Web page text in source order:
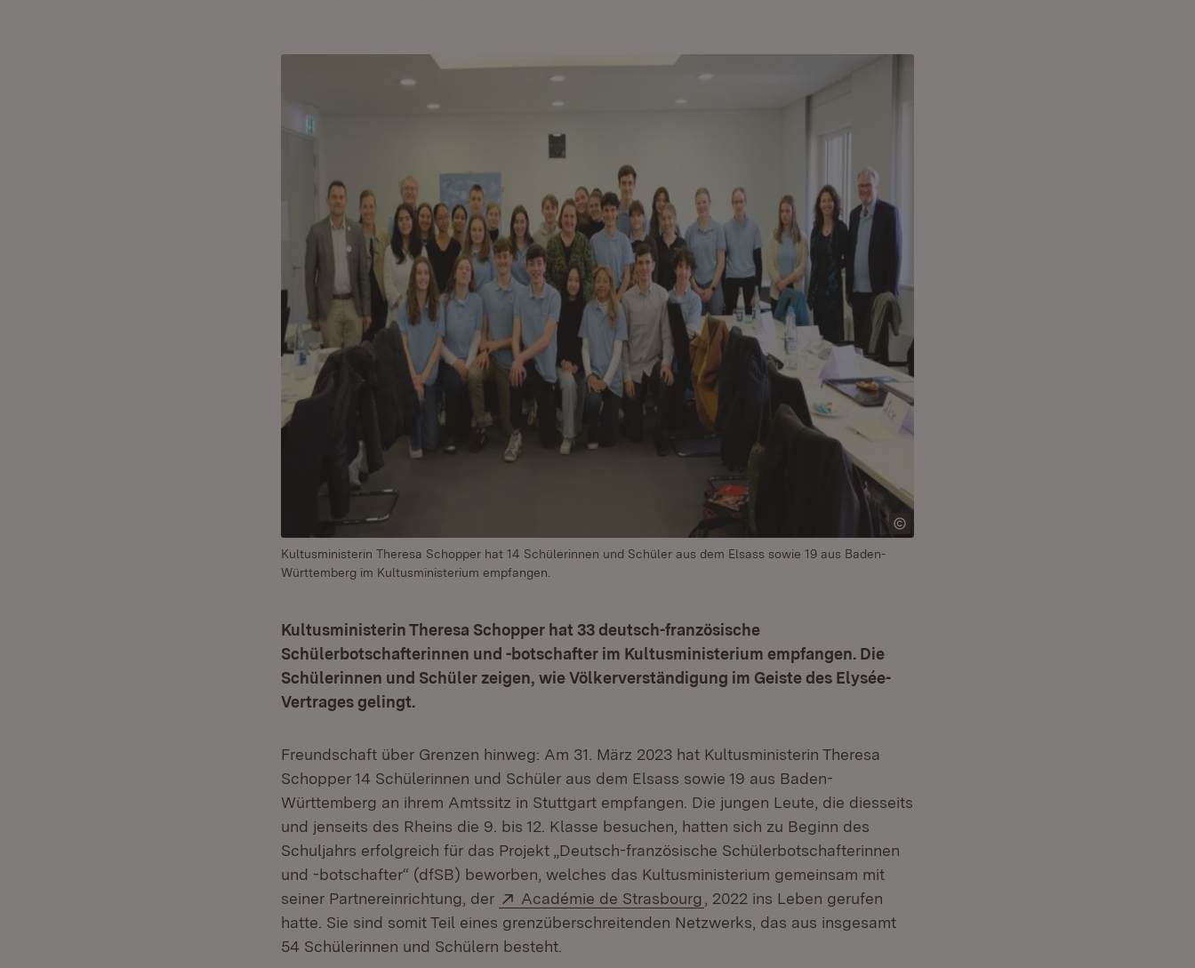
Kultusministerin Theresa Schopper hat 14 Schülerinnen und Schüler aus dem Elsass sowie 19 aus Baden-
Württemberg im Kultusministerium empfangen.
Kultusministerin Theresa Schopper hat 33 deutsch-französische
Schülerbotschafterinnen und -botschafter im Kultusministerium empfangen. Die
Schülerinnen und Schüler zeigen, wie Völkerverständigung im Geiste des Elysée-
Vertrages gelingt.
Freundschaft über Grenzen hinweg: Am 31. März 2023 hat Kultusministerin Theresa
Schopper 14 Schülerinnen und Schüler aus dem Elsass sowie 19 aus Baden-
Württemberg an ihrem Amtssitz in Stuttgart empfangen. Die jungen Leute, die diesseits
und jenseits des Rheins die 9. bis 12. Klasse besuchen, hatten sich zu Beginn des
Schuljahrs erfolgreich für das Projekt „Deutsch-französische Schülerbotschafterinnen
und -botschafter“ (dfSB) beworben, welches das Kultusministerium gemeinsam mit
seiner Partnereinrichtung, der
Extern:
Académie de Strasbourg (Öffnet in neuem Fenster)
, 2022 ins Leben gerufen
hatte. Sie sind somit Teil eines grenzüberschreitenden Netzwerks, das aus insgesamt
54 Schülerinnen und Schülern besteht.